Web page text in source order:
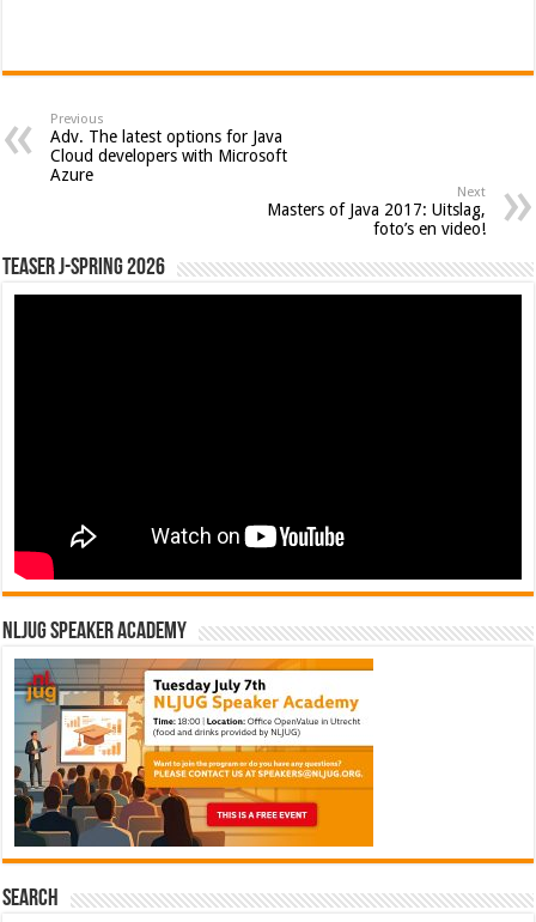
Previous
Adv. The latest options for Java
Cloud developers with Microsoft
Azure
Next
Masters of Java 2017: Uitslag,
foto’s en video!
Teaser J-Spring 2026
NLJUG Speaker Academy
Search